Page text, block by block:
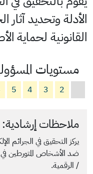
الأدلة وتحديد
القانونية لحماية
مستويات
2
3
4
5
ملاحظات إرشادية:
يركز التحقيق في الجرائم
ضد الأشخاص المتورطين في
/ الرقمية.